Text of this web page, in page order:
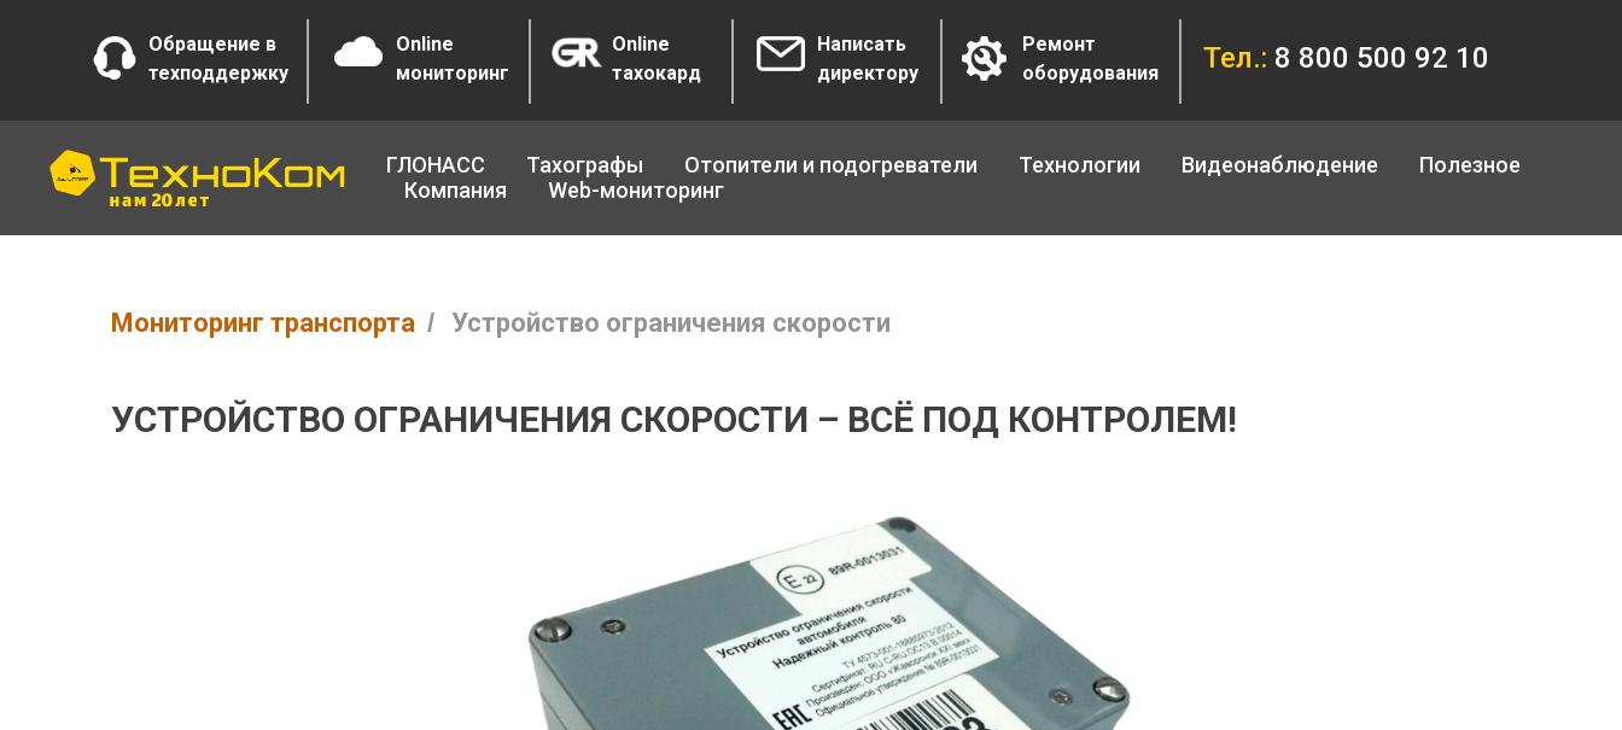
Обращение в
техподдержку
Online
мониторинг
Online
тахокард
Написать
директору
Ремонт
оборудования
Тел.: 8 800 500 92 10
ГЛОНАСС Тахографы Отопители и подогреватели Технологии Видеонаблюдение
Полезное
Компания
Web-мониторинг
Мониторинг транспорта / Устройство ограничения скорости
УСТРОЙСТВО ОГРАНИЧЕНИЯ СКОРОСТИ – ВСЁ ПОД КОНТРОЛЕМ!